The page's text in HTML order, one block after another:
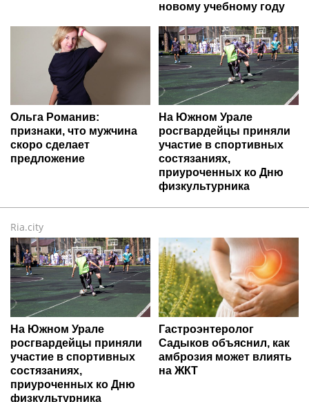
новому учебному году
Ольга Романив:
признаки, что мужчина
скоро сделает
предложение
На Южном Урале
росгвардейцы приняли
участие в спортивных
состязаниях,
приуроченных ко Дню
физкультурника
Ria.city
На Южном Урале
росгвардейцы приняли
участие в спортивных
состязаниях,
приуроченных ко Дню
физкультурника
Гастроэнтеролог
Садыков объяснил, как
амброзия может влиять
на ЖКТ